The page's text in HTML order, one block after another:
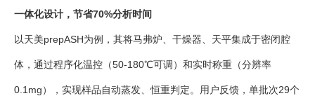
一体化设计，节省70%分析时间
以天美prepASH为例，其将马弗炉、干燥器、天平集成于密闭腔
体，通过程序化温控（50-180℃可调）和实时称重（分辨率
0.1mg），实现样品自动蒸发、恒重判定。用户反馈，单批次29个